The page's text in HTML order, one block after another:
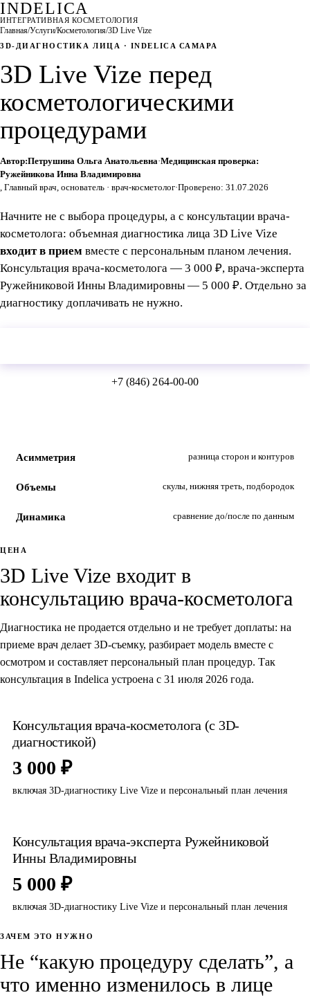
INDELICA
ИНТЕГРАТИВНАЯ КОСМЕТОЛОГИЯ
Главная/Услуги/Косметология/3D Live Vize
3D-ДИАГНОСТИКА ЛИЦА · INDELICA САМАРА
3D Live Vize перед
косметологическими
процедурами
Автор:Петрушина Ольга Анатольевна·Медицинская проверка:
Ружейникова Инна Владимировна
, Главный врач, основатель · врач-косметолог·Проверено: 31.07.2026
Начните не с выбора процедуры, а с консультации врача-
косметолога: объемная диагностика лица 3D Live Vize
входит в прием вместе с персональным планом лечения.
Консультация врача-косметолога — 3 000 ₽, врача-эксперта
Ружейниковой Инны Владимировны — 5 000 ₽. Отдельно за
диагностику доплачивать не нужно.
+7 (846) 264-00-00
Асимметрия разница сторон и контуров
Объемы скулы, нижняя треть, подбородок
Динамика сравнение до/после по данным
ЦЕНА
3D Live Vize входит в
консультацию врача-косметолога
Диагностика не продается отдельно и не требует доплаты: на
приеме врач делает 3D-съемку, разбирает модель вместе с
осмотром и составляет персональный план процедур. Так
консультация в Indelica устроена с 31 июля 2026 года.
Консультация врача-косметолога (с 3D-
диагностикой)
3 000 ₽
включая 3D-диагностику Live Vize и персональный план лечения
Консультация врача-эксперта Ружейниковой
Инны Владимировны
5 000 ₽
включая 3D-диагностику Live Vize и персональный план лечения
ЗАЧЕМ ЭТО НУЖНО
Не “какую процедуру сделать”, а
что именно изменилось в лице